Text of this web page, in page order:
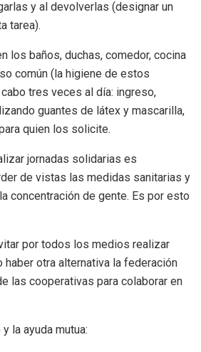
y al devolverlas (designar un
tarea).
los baños, duchas, comedor, cocina
común (la higiene de estos
tres veces al día: ingreso,
guantes de látex y mascarilla,
quien los solicite.
jornadas solidarias es
de vistas las medidas sanitarias y
concentración de gente. Es por esto
por todos los medios realizar
haber otra alternativa la federación
las cooperativas para colaborar en
la ayuda mutua: